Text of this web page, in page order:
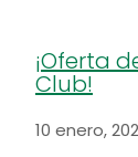
¡Oferta
Club!
10 enero,